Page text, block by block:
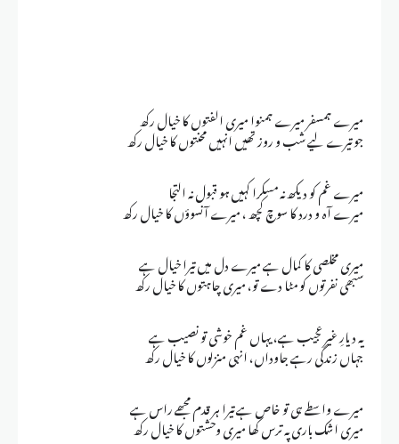
میرے ہمسفر میرے ہمنوا میری الفتوں کا خیال رکھ
جو تیرے لیے شب و روز تھیں انہیں محنتوں کا خیال رکھ
میرے غم کو دیکھ نہ مسکرا کہیں ہو قبول نہ التجا
میرے آہ و درد کا سوچ کچھ ، میرے آنسوؤں کا خیال رکھ
میری مخلصی کا کمال ہے میرے دل میں تیرا خیال ہے
سبھی نفرتوں کو مٹا دے تو، میری چاہتوں کا خیال رکھ
یہ دیارِ غیر عجیب ہے، یہاں غم خوشی تو نصیب ہے
جہاں زندگی رہے جاوداں، انہی منزلوں کا خیال رکھ
میرے واسطے ہی تو خاص ہے تیرا ہر قدم مجھے راس ہے
میری اشک باری پہ ترس کھا میری وحشتوں کا خیال رکھ